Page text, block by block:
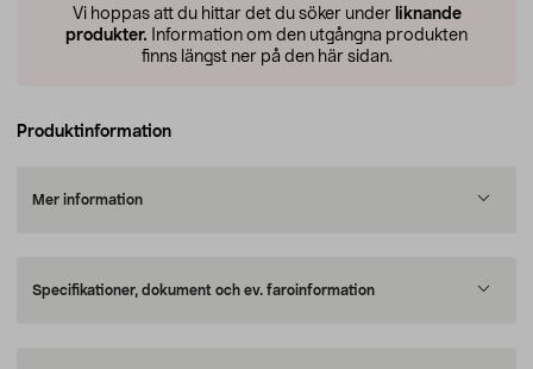
Vi hoppas att du hittar det du söker under liknande
produkter. Information om den utgångna produkten
finns längst ner på den här sidan.
Produktinformation
Mer information
Specifikationer, dokument och ev. faroinformation